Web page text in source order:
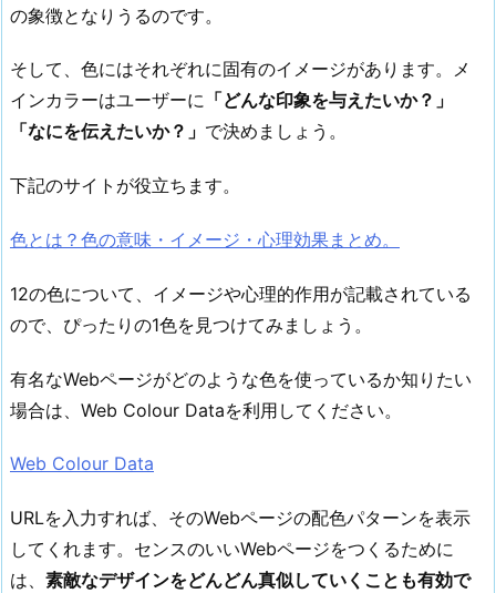
数
ば
す
め
の象徴となりうるのです。
そして、色にはそれぞれに固有のイメージがあります。メ
インカラーはユーザーに 「どんな印象を与えたいか？」
「なにを伝えたいか？」 で決めましょう。
下記のサイトが役立ちます。
色とは？色の意味・イメージ・心理効果まとめ。
12の色について、イメージや心理的作用が記載されている
ので、ぴったりの1色を見つけてみましょう。
有名なWebページがどのような色を使っているか知りたい
場合は、Web Colour Dataを利用してください。
Web Colour Data
URLを入力すれば、そのWebページの配色パターンを表示
してくれます。センスのいいWebページをつくるために
は、 素敵なデザインをどんどん真似していくことも有効で